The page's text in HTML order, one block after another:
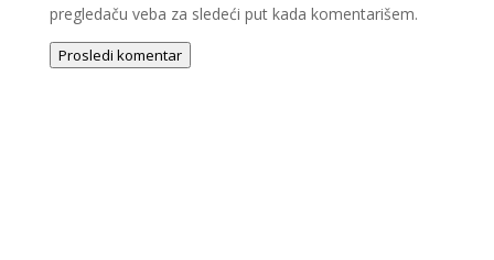
pregledaču veba za sledeći put kada komentarišem.
Prosledi komentar